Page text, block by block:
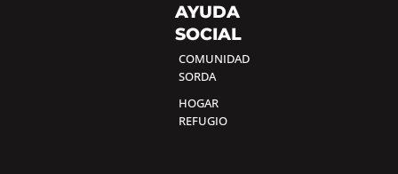
AYUDA
SOCIAL
COMUNIDAD
SORDA
HOGAR
REFUGIO